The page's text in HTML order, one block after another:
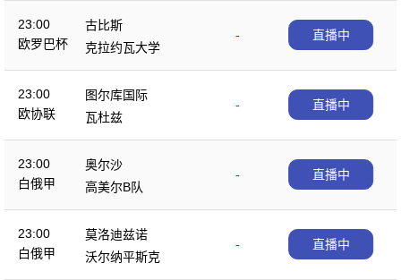
23:00
欧罗巴杯
古比斯
-
克拉约瓦大学
直播中
23:00
欧协联
图尔库国际
-
瓦杜兹
直播中
23:00
白俄甲
奥尔沙
-
高美尔B队
直播中
23:00
白俄甲
莫洛迪兹诺
-
沃尔纳平斯克
直播中